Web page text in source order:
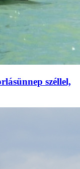
széllel,